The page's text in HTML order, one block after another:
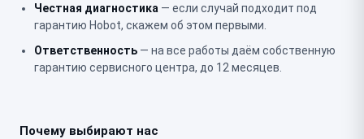
Честная диагностика — если случай подходит под
гарантию Hobot, скажем об этом первыми.
Ответственность — на все работы даём собственную
гарантию сервисного центра, до 12 месяцев.
Почему выбирают нас